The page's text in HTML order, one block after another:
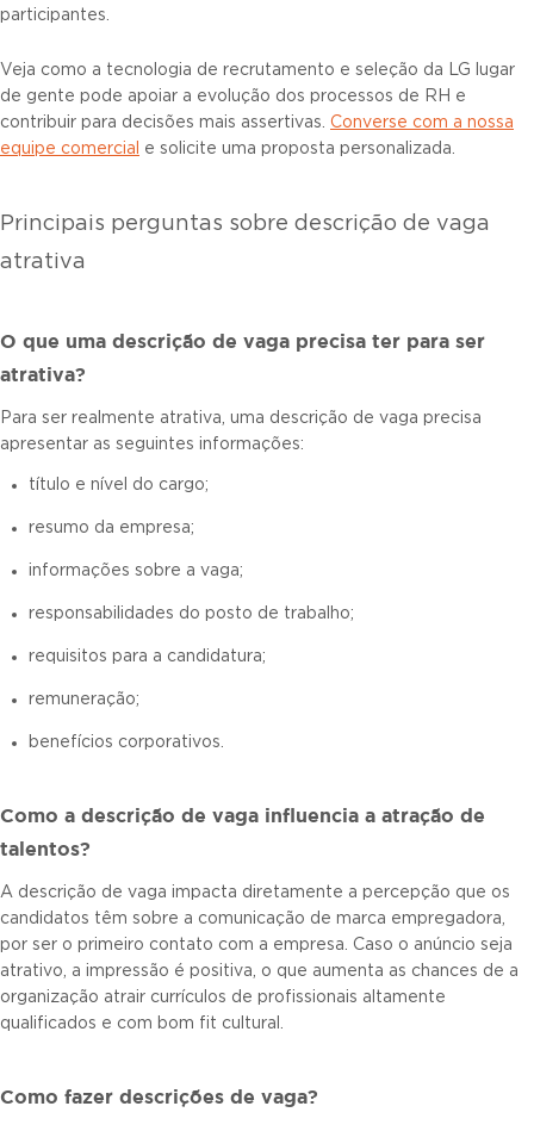
participantes.
Veja como a tecnologia de recrutamento e seleção da LG lugar
de gente pode apoiar a evolução dos processos de RH e
contribuir para decisões mais assertivas. Converse com a nossa
equipe comercial
e solicite uma proposta personalizada.
Principais perguntas sobre descrição de vaga
atrativa
O que uma descrição de vaga precisa ter para ser
atrativa?
Para ser realmente atrativa, uma descrição de vaga precisa
apresentar as seguintes informações:
título e nível do cargo;
resumo da empresa;
informações sobre a vaga;
responsabilidades do posto de trabalho;
requisitos para a candidatura;
remuneração;
benefícios corporativos.
Como a descrição de vaga influencia a atração de
talentos?
A descrição de vaga impacta diretamente a percepção que os
candidatos têm sobre a comunicação de marca empregadora,
por ser o primeiro contato com a empresa. Caso o anúncio seja
atrativo, a impressão é positiva, o que aumenta as chances de a
organização atrair currículos de profissionais altamente
qualificados e com bom fit cultural.
Como fazer descrições de vaga?